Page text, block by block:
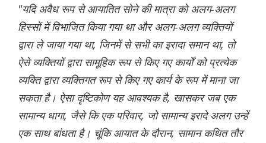
"यदि अवैध रूप से आयातित सोने की मात्रा को अलग-अलग
हिस्सों में विभाजित किया गया था और अलग-अलग व्यक्तियों
द्वारा ले जाया गया था, जिनमें से सभी का इरादा समान था, तो
ऐसे व्यक्तियों द्वारा सामूहिक रूप से किए गए कार्यों को प्रत्येक
व्यक्ति द्वारा व्यक्तिगत रूप से किए गए कार्य के रूप में माना जा
सकता है। ऐसा दृष्टिकोण यह आवश्यक है, खासकर जब एक
सामान्य धागा, जैसे कि एक परिवार, जो सामान्य इरादे अलग उन्हें
एक साथ बांधता है। चूंकि आयात के दौरान, सामान कथित तौर